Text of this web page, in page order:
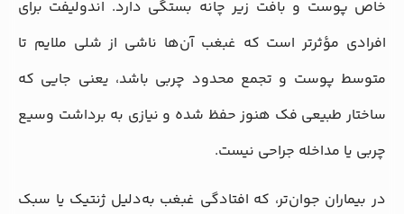
خاص پوست و بافت زیر چانه بستگی دارد. اندولیفت برای
افرادی مؤثرتر است که غبغب آن‌ها ناشی از شلی ملایم تا
متوسط پوست و تجمع محدود چربی باشد، یعنی جایی که
ساختار طبیعی فک هنوز حفظ شده و نیازی به برداشت وسیع
چربی یا مداخله جراحی نیست.
در بیماران جوان‌تر، که افتادگی غبغب به‌دلیل ژنتیک یا سبک